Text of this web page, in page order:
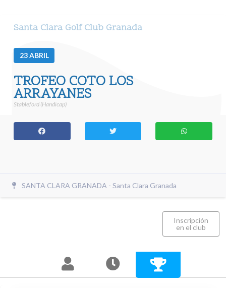
Santa Clara Golf Club Granada
23ABRIL
TROFEO COTO LOS
ARRAYANES
Stableford (Handicap)
SANTA CLARA GRANADA - Santa Clara Granada
Inscripción
en el club